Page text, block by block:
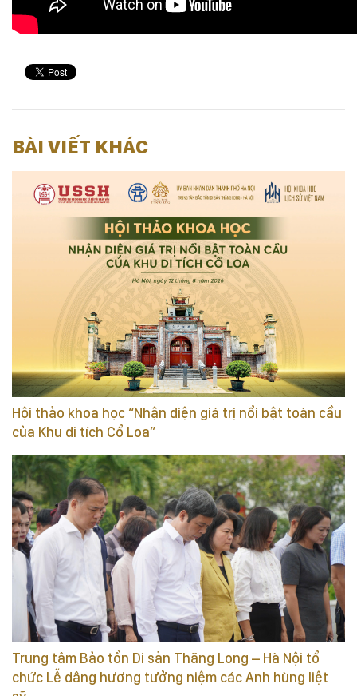
BÀI VIẾT KHÁC
Hội thảo khoa học “Nhận diện giá trị nổi bật toàn cầu
của Khu di tích Cổ Loa”
Trung tâm Bảo tồn Di sản Thăng Long – Hà Nội tổ
chức Lễ dâng hương tưởng niệm các Anh hùng liệt